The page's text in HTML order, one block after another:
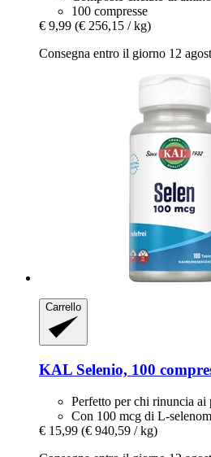
100 compresse
€ 9,99 (€ 256,15 / kg)
Consegna entro il giorno 12
Carrello
KAL Selenio, 100
Perfetto per chi rinuncia
Con 100 mcg di L-
€ 15,99 (€ 940,59 / kg)